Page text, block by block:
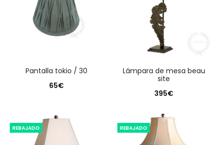
pantalla tokio / 30
65€
lámpara de mesa beau
site
395€
REBAJADO REBAJADO